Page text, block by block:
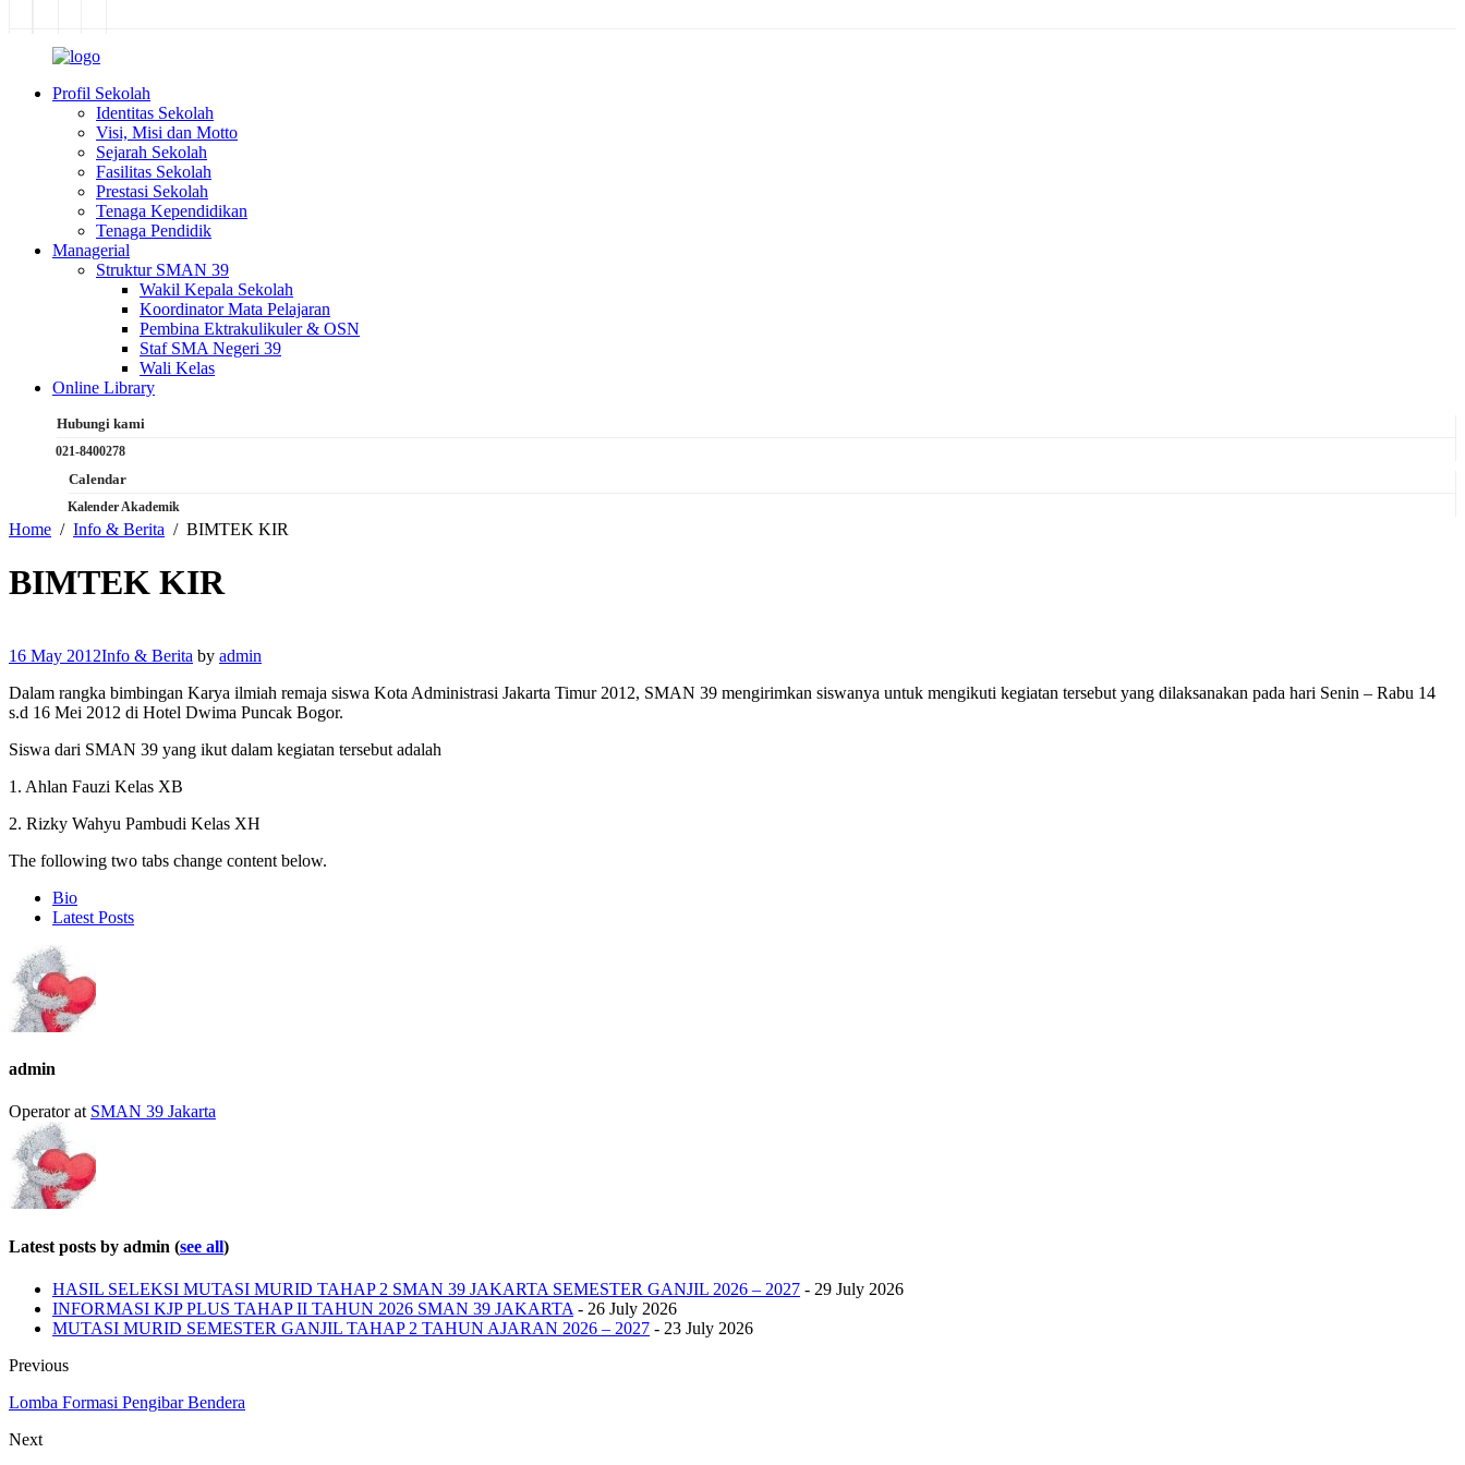
Profil Sekolah
Identitas Sekolah
Visi, Misi dan Motto
Sejarah Sekolah
Fasilitas Sekolah
Prestasi Sekolah
Tenaga Kependidikan
Tenaga Pendidik
Managerial
Struktur SMAN 39
Wakil Kepala Sekolah
Koordinator Mata Pelajaran
Pembina Ektrakulikuler & OSN
Staf SMA Negeri 39
Wali Kelas
Online Library
Hubungi kami
021-8400278
Calendar
Kalender Akademik
Home Info & Berita BIMTEK KIR
BIMTEK KIR
16 May 2012Info & Berita by admin
Dalam rangka bimbingan Karya ilmiah remaja siswa Kota Administrasi Jakarta Timur 2012, SMAN 39 mengirimkan siswanya untuk mengikuti kegiatan tersebut yang dilaksanakan pada hari Senin – Rabu 14
s.d 16 Mei 2012 di Hotel Dwima Puncak Bogor.
Siswa dari SMAN 39 yang ikut dalam kegiatan tersebut adalah
1. Ahlan Fauzi Kelas XB
2. Rizky Wahyu Pambudi Kelas XH
The following two tabs change content below.
Bio
Latest Posts
admin
Operatorat SMAN 39 Jakarta
Latest posts by admin (see all)
HASIL SELEKSI MUTASI MURID TAHAP 2 SMAN 39 JAKARTA SEMESTER GANJIL 2026 – 2027 - 29 July 2026
INFORMASI KJP PLUS TAHAP II TAHUN 2026 SMAN 39 JAKARTA - 26 July 2026
MUTASI MURID SEMESTER GANJIL TAHAP 2 TAHUN AJARAN 2026 – 2027 - 23 July 2026
Previous
Lomba Formasi Pengibar Bendera
Next